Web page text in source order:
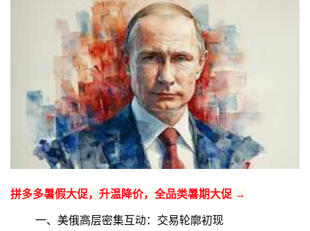
拼多多暑假大促，升温降价，全品类暑期大促 →
一、美俄高层密集互动：交易轮廓初现